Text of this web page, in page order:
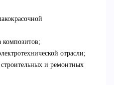
композитов;
отрасли;
и ремонтных